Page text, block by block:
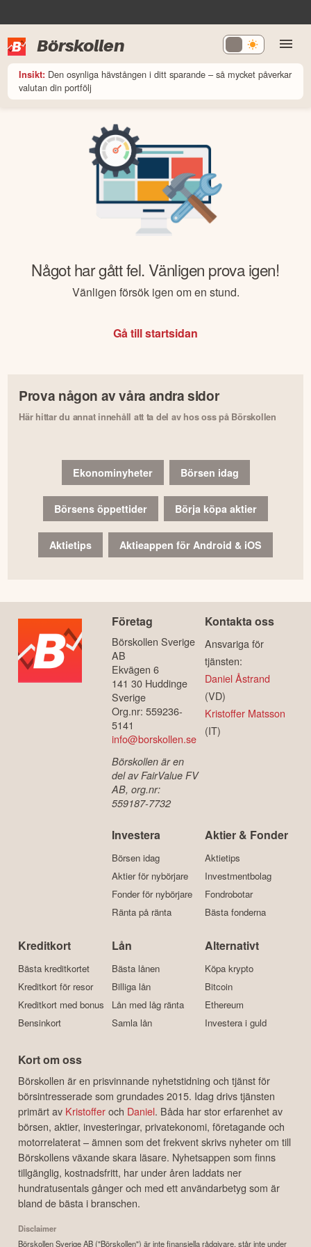
Börskollen
Insikt: Den osynliga hävstången i ditt sparande – så mycket påverkar
valutan din portfölj
Något har gått fel. Vänligen prova igen!
Vänligen försök igen om en stund.
Gå till startsidan
Prova någon av våra andra sidor
Här hittar du annat innehåll att ta del av hos oss på Börskollen
Ekonominyheter Börsen idag
Börsens öppettider Börja köpa aktier
Aktietips Aktieappen för Android & iOS
Företag
Börskollen Sverige
AB
Ekvägen 6
141 30 Huddinge
Sverige
Org.nr: 559236-
5141
info@borskollen.se
Börskollen är en
del av FairValue FV
AB, org.nr:
559187-7732
Kontakta oss
Ansvariga för
tjänsten:
Daniel Åstrand
(VD)
Kristoffer Matsson
(IT)
Investera
Börsen idag
Aktier för nybörjare
Fonder för nybörjare
Ränta på ränta
Aktier & Fonder
Aktietips
Investmentbolag
Fondrobotar
Bästa fonderna
Kreditkort
Bästa kreditkortet
Kreditkort för resor
Kreditkort med bonus
Bensinkort
Lån
Bästa lånen
Billiga lån
Lån med låg ränta
Samla lån
Alternativt
Köpa krypto
Bitcoin
Ethereum
Investera i guld
Kort om oss
Börskollen är en prisvinnande nyhetstidning och tjänst för
börsintresserade som grundades 2015. Idag drivs tjänsten
primärt av Kristofferoch Daniel. Båda har stor erfarenhet av
börsen, aktier, investeringar, privatekonomi, företagande och
motorrelaterat – ämnen som det frekvent skrivs nyheter om till
Börskollens växande skara läsare. Nyhetsappen som finns
tillgänglig, kostnadsfritt, har under åren laddats ner
hundratusentals gånger och med ett användarbetyg som är
bland de bästa i branschen.
Disclaimer
Börskollen Sverige AB ("Börskollen") är inte finansiella rådgivare, står inte under